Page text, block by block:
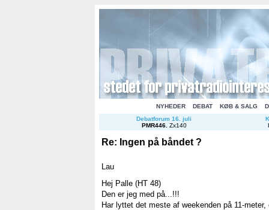
NYHEDER DEBAT KØB & SALG
Debatforum 16. juli
PMR446. Zx140
Re: Ingen på båndet ?
Lau
Hej Palle (HT 48)
Den er jeg med på...!!!
Har lyttet det meste af weekenden på 11-